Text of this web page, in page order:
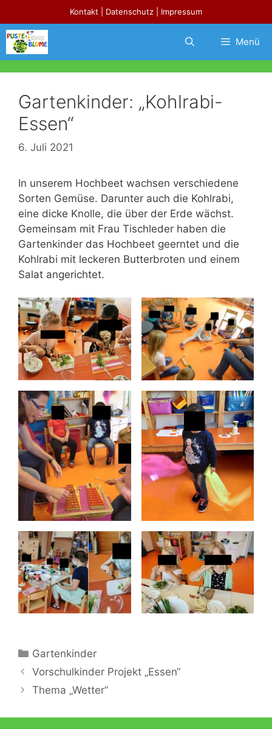
Inhalt
springen
Kontakt Datenschutz Impressum
Menü
Gartenkinder: „Kohlrabi-
Essen“
6. Juli 2021
In unserem Hochbeet wachsen verschiedene
Sorten Gemüse. Darunter auch die Kohlrabi,
eine dicke Knolle, die über der Erde wächst.
Gemeinsam mit Frau Tischleder haben die
Gartenkinder das Hochbeet geerntet und die
Kohlrabi mit leckeren Butterbroten und einem
Salat angerichtet.
Kategorien
Gartenkinder
Vorschulkinder Projekt „Essen“
Thema „Wetter“